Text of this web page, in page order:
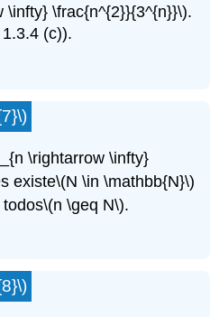
\infty} \frac{n^{2}}{3^{n}}\).
(c)).
\rightarrow \infty}
existe\(N \in \mathbb{N}\)
todos\(n \geq N\).